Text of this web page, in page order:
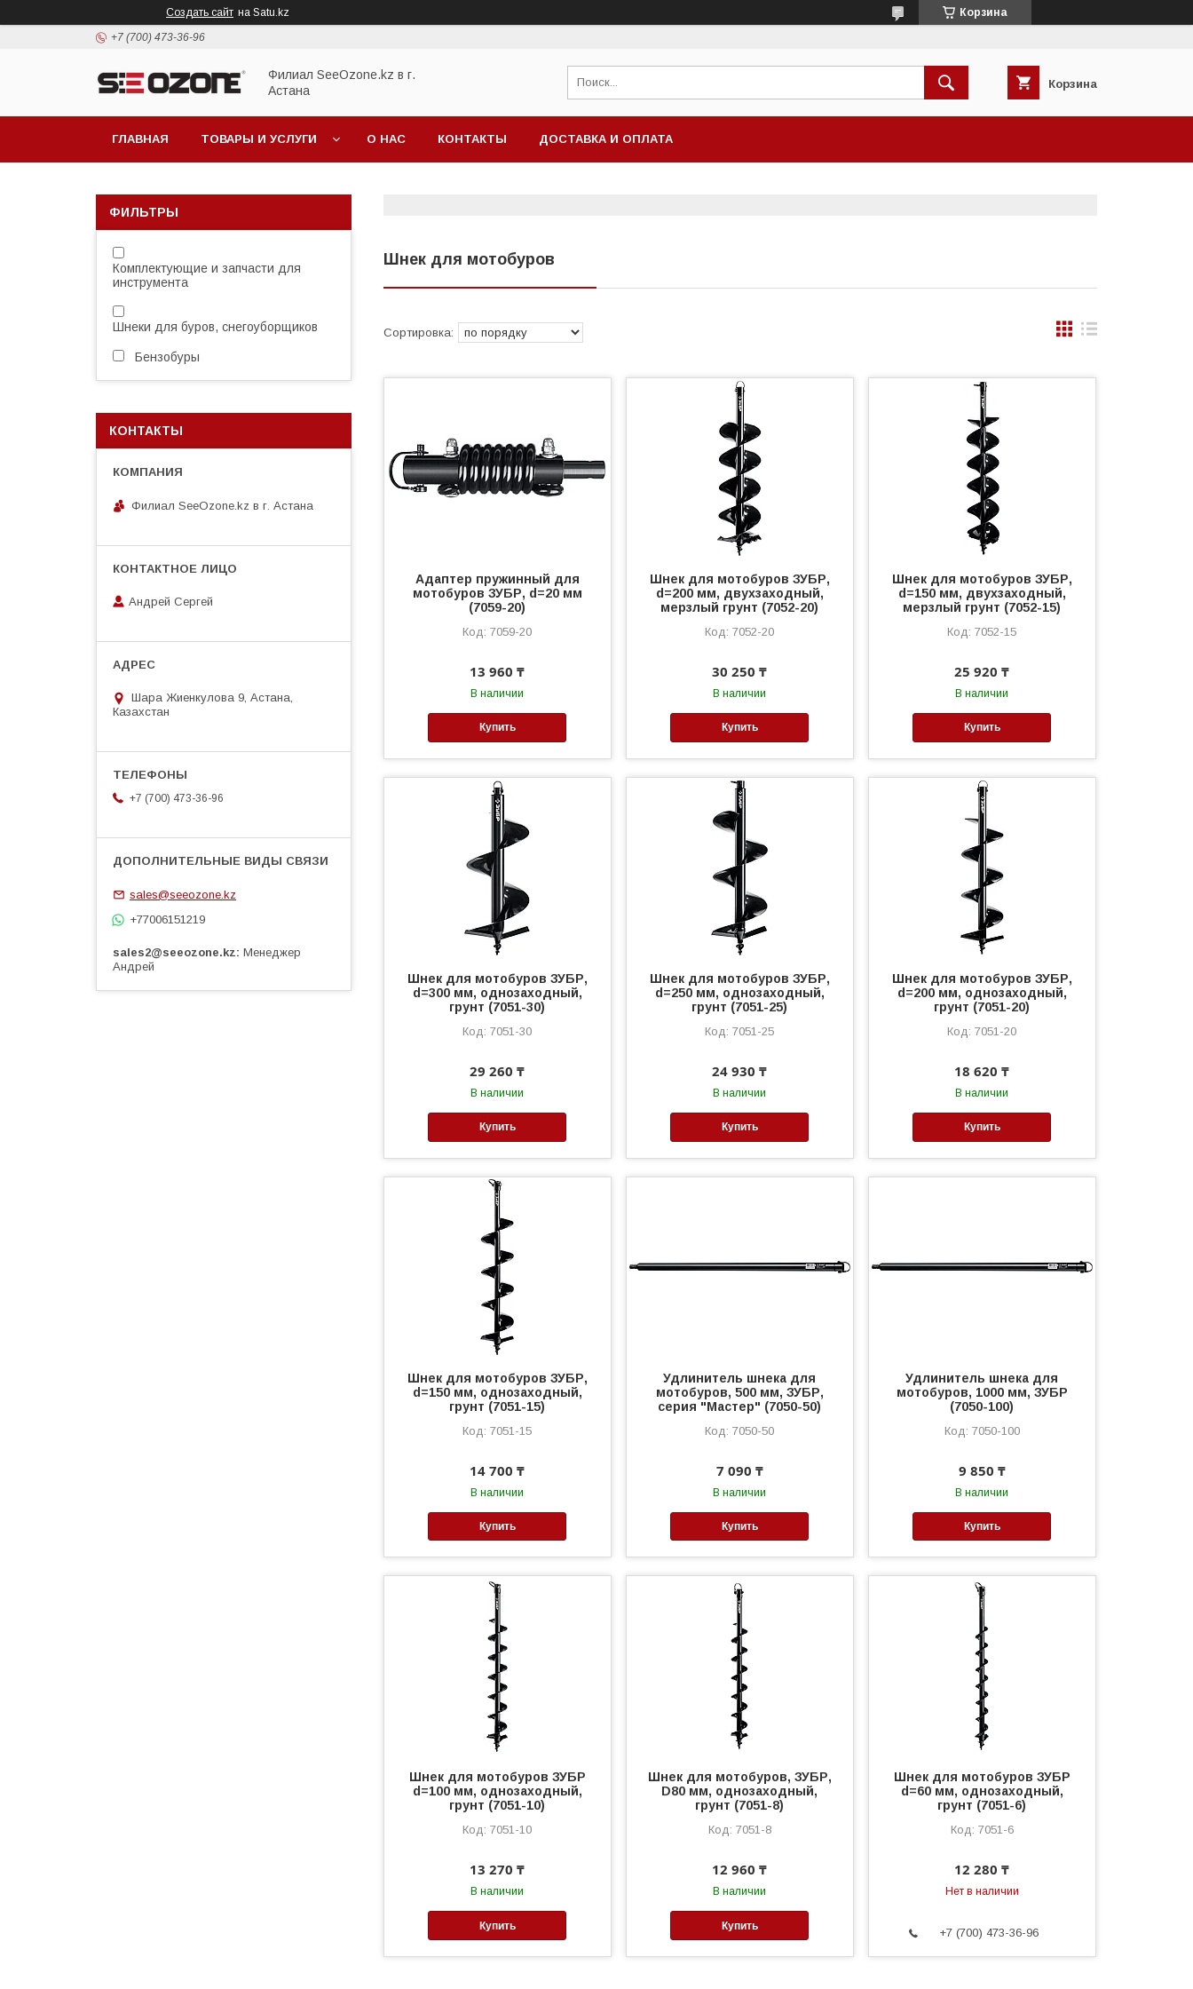
Создать сайт на Satu.kz Корзина
+7 (700) 473-36-96
Филиал SeeOzone.kz в г.
Астана
Корзина
ГЛАВНАЯ ТОВАРЫ И УСЛУГИ О НАС КОНТАКТЫ ДОСТАВКА И ОПЛАТА
Шнек для мотобуров
Адаптер пружинный для
мотобуров ЗУБР, d=20 мм
(7059-20)
7059-20
13 960 ₸
В наличии
Купить
Шнек для мотобуров ЗУБР,
d=200 мм, двухзаходный,
мерзлый грунт (7052-20)
7052-20
30 250 ₸
В наличии
Купить
Шнек для мотобуров ЗУБР,
d=150 мм, двухзаходный,
мерзлый грунт (7052-15)
7052-15
25 920 ₸
В наличии
Купить
Шнек для мотобуров ЗУБР,
d=300 мм, однозаходный,
грунт (7051-30)
7051-30
29 260 ₸
В наличии
Купить
Шнек для мотобуров ЗУБР,
d=250 мм, однозаходный,
грунт (7051-25)
7051-25
24 930 ₸
В наличии
Купить
Шнек для мотобуров ЗУБР,
d=200 мм, однозаходный,
грунт (7051-20)
7051-20
18 620 ₸
В наличии
Купить
Шнек для мотобуров ЗУБР,
d=150 мм, однозаходный,
грунт (7051-15)
7051-15
14 700 ₸
В наличии
Купить
Удлинитель шнека для
мотобуров, 500 мм, ЗУБР,
серия "Мастер" (7050-50)
7050-50
7 090 ₸
В наличии
Купить
Удлинитель шнека для
мотобуров, 1000 мм, ЗУБР
(7050-100)
7050-100
9 850 ₸
В наличии
Купить
Шнек для мотобуров ЗУБР
d=100 мм, однозаходный,
грунт (7051-10)
7051-10
13 270 ₸
В наличии
Купить
Шнек для мотобуров, ЗУБР,
D80 мм, однозаходный,
грунт (7051-8)
7051-8
12 960 ₸
В наличии
Купить
Шнек для мотобуров ЗУБР
d=60 мм, однозаходный,
грунт (7051-6)
7051-6
12 280 ₸
Нет в наличии
+7 (700) 473-36-96
ФИЛЬТРЫ
Комплектующие и запчасти для
инструмента
Шнеки для буров, снегоуборщиков
Бензобуры
КОНТАКТЫ
Филиал SeeOzone.kz в г. Астана
Андрей Сергей
Шара Жиенкулова 9, Астана,
Казахстан
+7 (700) 473-36-96
sales@seeozone.kz
+77006151219
sales2@seeozone.kz Менеджер
Андрей